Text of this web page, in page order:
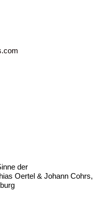
der
Oertel & Johann Cohrs,